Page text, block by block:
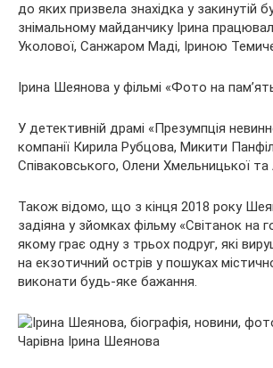
до яких призвела знахідка у закинутій
знімальному майданчику Ірина
Уколової, Санжаром Маді, Іриною
Ірина Шеянова у фільмі «Фото на
У детективній драмі «Презумпція
компанії Кирила Рубцова, Микити
Співаковського, Олени Хмельницької
Також відомо, що з кінця 2018 року
задіяна у зйомках фільму «Світанок на
якому грає одну з трьох подруг, які
на екзотичний острів у пошуках
виконати будь-яке бажання.
Чарівна Ірина Шеянова